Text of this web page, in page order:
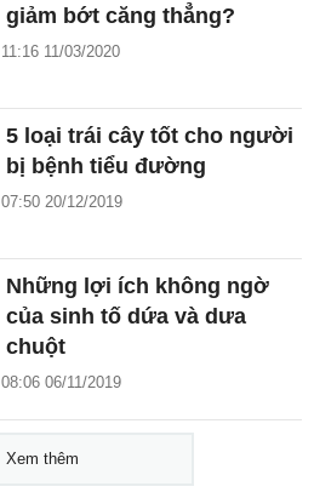
giảm bớt căng thẳng?
11:16 11/03/2020
5 loại trái cây tốt cho người
bị bệnh tiểu đường
07:50 20/12/2019
Những lợi ích không ngờ
của sinh tố dứa và dưa
chuột
08:06 06/11/2019
Xem thêm